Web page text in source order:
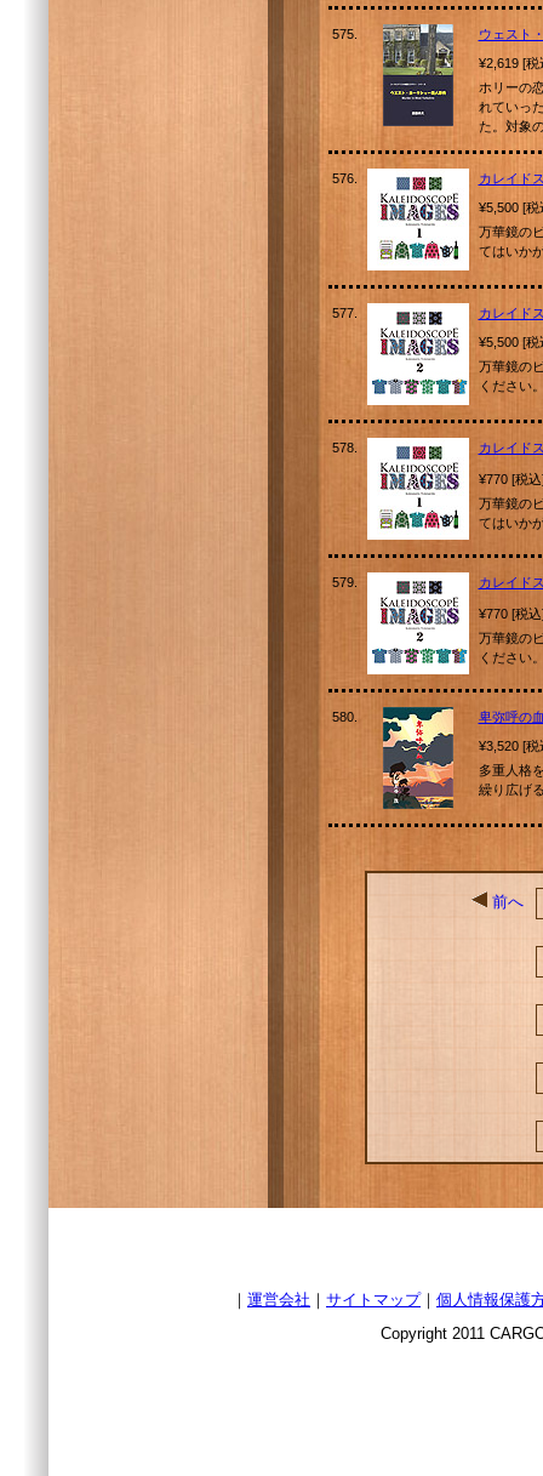
575.
ウェスト
¥2,619 [
ホリーの
れていっ
た。対象
576.
カレイド
¥5,500 [
万華鏡の
てはいか
577.
カレイド
¥5,500 [
万華鏡の
ください
578. カレイド
¥770 [税
万華鏡の
てはいか
579. カレイド
¥770 [税
万華鏡の
ください
580.
卑弥呼の
¥3,520 [
多重人格
繰り広げ
前へ
｜ 運営会社 ｜ サイトマップ｜ 個人情報保護
Copyright 2011